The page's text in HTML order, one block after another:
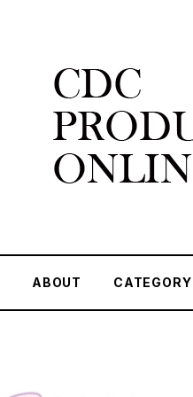
ABOUT CATEGORY